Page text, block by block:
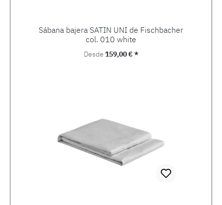
Sábana bajera SATIN UNI de Fischbacher
col. 010 white
Precio normal:
Desde 159,00 € *